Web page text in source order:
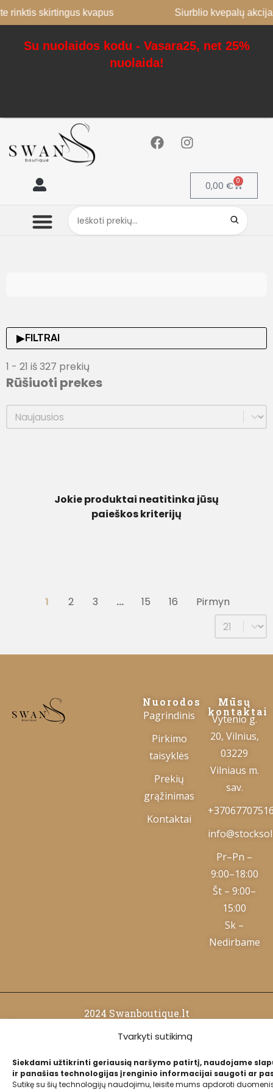
Tvarkyti sutikimą
Siekdami užtikrinti geriausią naršymo patirtį, naudojame
ir panašias technologijas įrenginio informacijai saugoti ar
Sutikę su šių technologijų naudojimu, leisite mums apdoroti
rinktis skirtingus kvapus Siurblio kvepalų
Su nuolaidos kodu - Vasara25, net 25%
nuolaida!
0,00 € 0
▶FILTRAI
1 - 21 iš 327 prekių
Rūšiuoti prekes
Rūšiuoti prekes
Rūšiuoti prekes
Jokie produktai neatitinka jūsų
paieškos kriterijų
1 2 3 … 15 16
Pirmyn
Select
Nuorodos
Pagrindinis
Pirkimo
taisyklės
Prekių
grąžinimas
Kontaktai
Mūsų
kontaktai
Vytenio g.
20, Vilnius,
03229
Vilniaus m.
sav.
Pr–Pn –
9:00–18:00
Št – 9:00–
15:00
Sk –
Nedirbame
2024 Swanboutique.lt
Slapukų politika